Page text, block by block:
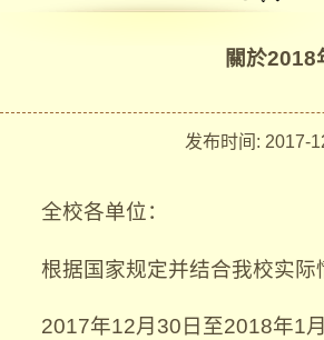
關於2018
发布时间: 2017-
全校各单位：
根据国家规定并结合我校实际
2017年12月30日至2018年1